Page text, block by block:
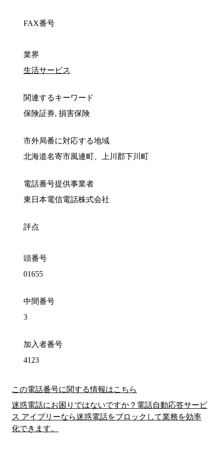
FAX番号
業界
生活サービス
関連するキーワード
保険証券, 損害保険
市外局番に対応する地域
北海道名寄市風連町、上川郡下川町
電話番号提供事業者
東日本電信電話株式会社
評点
頭番号
01655
中間番号
3
加入者番号
4123
この電話番号に関する情報はこちら
迷惑電話にお困りではないですか？電話自動応答サービ
ス アイブリーなら迷惑電話をブロックして業務を効率
化できます。